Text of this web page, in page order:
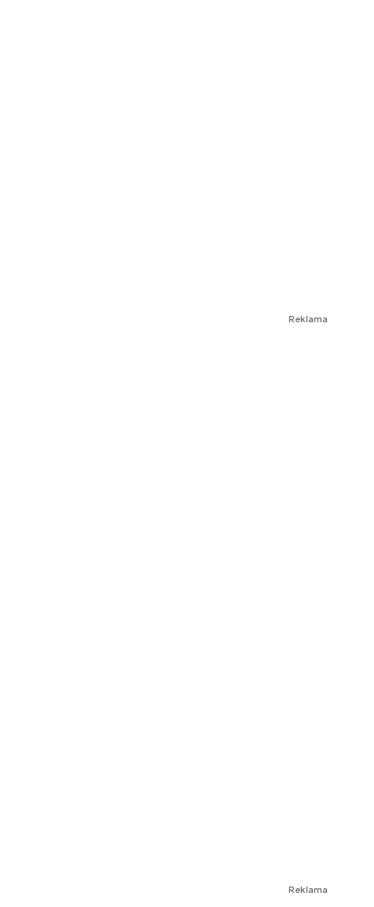
Reklama
Reklama